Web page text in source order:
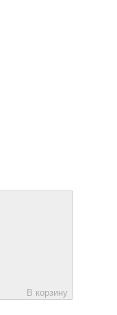
В корзину